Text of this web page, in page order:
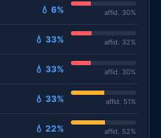
💧 6% affid. 30%
💧 33% affid. 32%
💧 33% affid. 30%
💧 33% affid. 51%
💧 22% affid. 52%